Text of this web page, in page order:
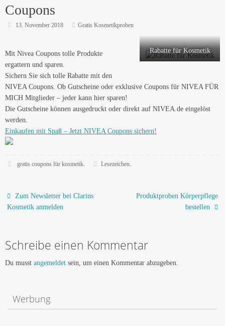
Coupons
13. November 2018 Gratis Kosmetikproben
Rabatte für Kosmetik
Mit Nivea Coupons tolle Produkte
ergattern und sparen.
Sichern Sie sich tolle Rabatte mit den
NIVEA Coupons. Ob Gutscheine oder exklusive Coupons für NIVEA FÜR
MICH Mitglieder – jeder kann hier sparen!
Die Gutscheine können ausgedruckt oder direkt auf NIVEA.de eingelöst
werden.
Einkaufen mit Spaß – Jetzt NIVEA Coupons sichern!
gratis coupons für kosmetik. Lesezeichen.
Zum Newsletter bei Clarins
Kosmetik anmelden
Produktproben Körperpflege
bestellen
Schreibe einen Kommentar
Du musst angemeldet sein, um einen Kommentar abzugeben.
Werbung